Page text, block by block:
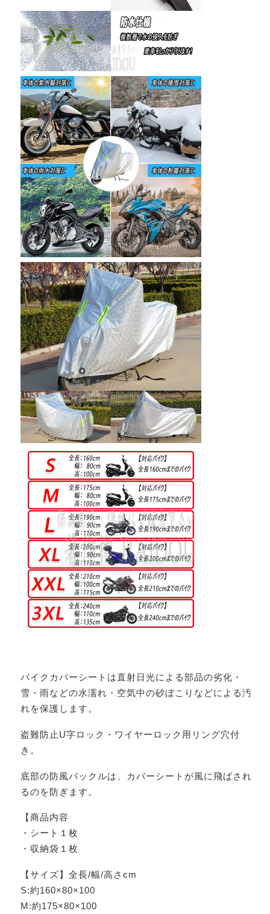
バイクカバーシートは直射日光による部品の劣化・
雪・雨などの水濡れ・空気中の砂ぼこりなどによる汚
れを保護します。
盗難防止U字ロック・ワイヤーロック用リング穴付
き。
底部の防風バックルは、カバーシートが風に飛ばされ
るのを防ぎます。
【商品内容
・シート１枚
・収納袋１枚
【サイズ】全長/幅/高さcm
S:約160×80×100
M:約175×80×100